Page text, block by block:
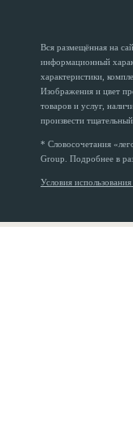
Вся размещённая на
информационный
характеристики,
Изображения и цвет
товаров и услуг,
произвести
* Словосочетания
Group. Подробнее в
Условия